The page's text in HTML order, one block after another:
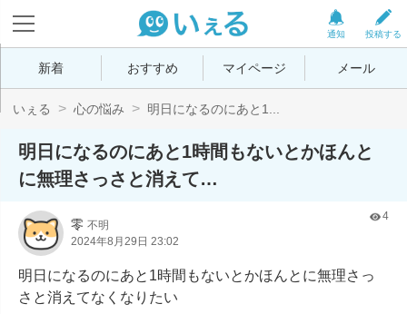
投稿する
通知
新着 おすすめ マイページ メール
いぇる 心の悩み 明日になるのにあと1...
明日になるのにあと1時間もないとかほんと
に無理さっさと消えて…
零 不明
2024年8月29日 23:02
4
明日になるのにあと1時間もないとかほんとに無理さっ
さと消えてなくなりたい